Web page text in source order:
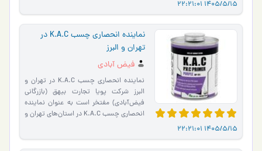
1405/5/15 22:21:01
1405/5/15 22:21:01
نماینده انحصاری چسب K.A.C در
تهران و البرز
فیض آبادی
نماینده انحصاری چسب K.A.C در تهران و
البرز شرکت پویا تجارت بیهق (بازرگانی
فیض‌آبادی) مفتخر است به عنوان نماینده
انحصاری چسب K.A.C در استان‌های تهران و